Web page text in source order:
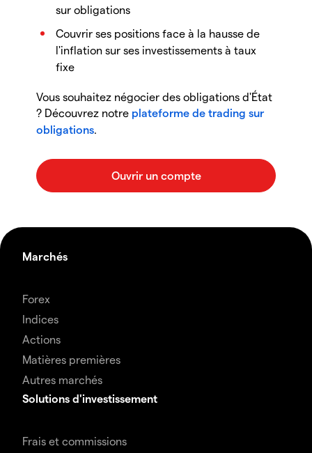
sur obligations
Couvrir ses positions face à la hausse de
l'inflation sur ses investissements à taux
fixe
Vous souhaitez négocier des obligations d'État
? Découvrez notre plateforme de trading sur
obligations.
Marchés
Forex
Indices
Actions
Matières premières
Autres marchés
Solutions d'investissement
Frais et commissions